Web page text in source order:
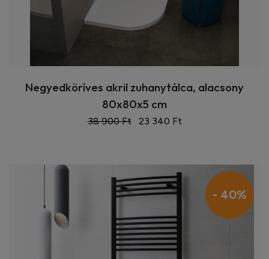
Negyedköríves akril zuhanytálca, alacsony
80x80x5 cm
38 900 Ft 23 340 Ft
- 40%